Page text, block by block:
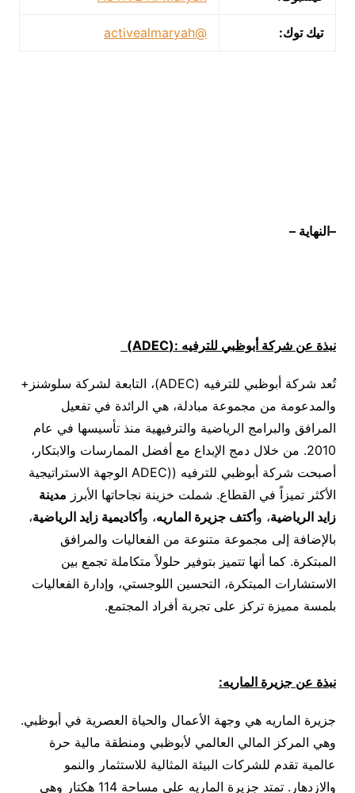
تيك توك: @activealmaryah
–النهاية –
نبذة عن شركة أبوظبي للترفيه :(ADEC)
تُعد شركة أبوظبي للترفيه (ADEC)، التابعة لشركة سلوشنز+
والمدعومة من مجموعة مبادلة، هي الرائدة في تفعيل
المرافق والبرامج الرياضية والترفيهية منذ تأسيسها في عام
2010. من خلال دمج الإبداع مع أفضل الممارسات والابتكار،
أصبحت شركة أبوظبي للترفيه ((ADEC الوجهة الاستراتيجية
الأكثر تميزاً في القطاع. شملت خزينة نجاحاتها الأبرز مدينة
زايد الرياضية، وأكتف جزيرة الماريه، وأكاديمية زايد الرياضية،
بالإضافة إلى مجموعة متنوعة من الفعاليات والمرافق
المبتكرة. كما أنها تتميز بتوفير حلولاً متكاملة تجمع بين
الاستشارات المبتكرة، التحسين اللوجستي، وإدارة الفعاليات
بلمسة مميزة تركز على تجربة أفراد المجتمع.
نبذة عن جزيرة الماريه:
جزيرة الماريه هي وجهة الأعمال والحياة العصرية في أبوظبي.
وهي المركز المالي العالمي لأبوظبي ومنطقة مالية حرة
عالمية تقدم للشركات البيئة المثالية للاستثمار والنمو
والازدهار. تمتد جزيرة الماريه على مساحة 114 هكتار وهي